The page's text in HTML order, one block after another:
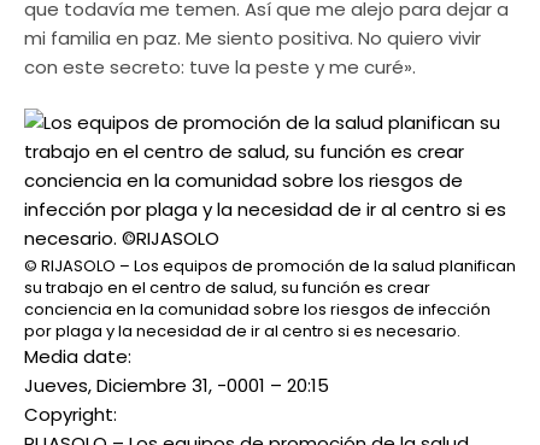
que todavía me temen. Así que me alejo para dejar a
mi familia en paz. Me siento positiva. No quiero vivir
con este secreto: tuve la peste y me curé».
© RIJASOLO – Los equipos de promoción de la salud planifican
su trabajo en el centro de salud, su función es crear
conciencia en la comunidad sobre los riesgos de infección
por plaga y la necesidad de ir al centro si es necesario.
Media date:
Jueves, Diciembre 31, -0001 – 20:15
Copyright: